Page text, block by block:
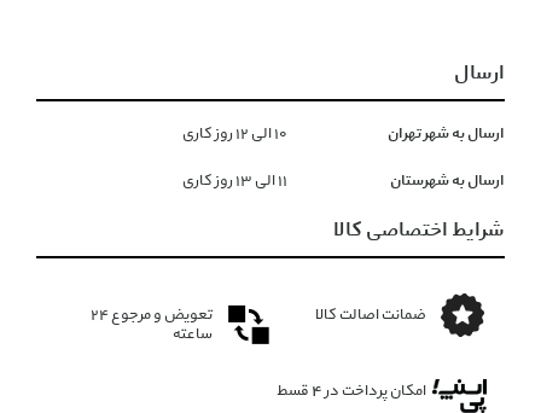
ارسال
ارسال به شهر تهران ١۰ الی ١۲ روز کاری
ارسال به شهرستان ١١ الی ١۳ روز کاری
شرایط اختصاصی کالا
ضمانت اصالت کالا
تعویض و مرجوع ۲۴
ساعته
امکان پرداخت در 4 قسط